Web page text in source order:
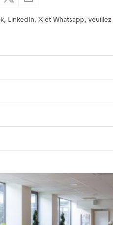
LinkedIn, X et Whatsapp, veuillez